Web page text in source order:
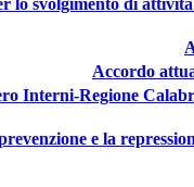
Accordo
Interni-Regione
e la